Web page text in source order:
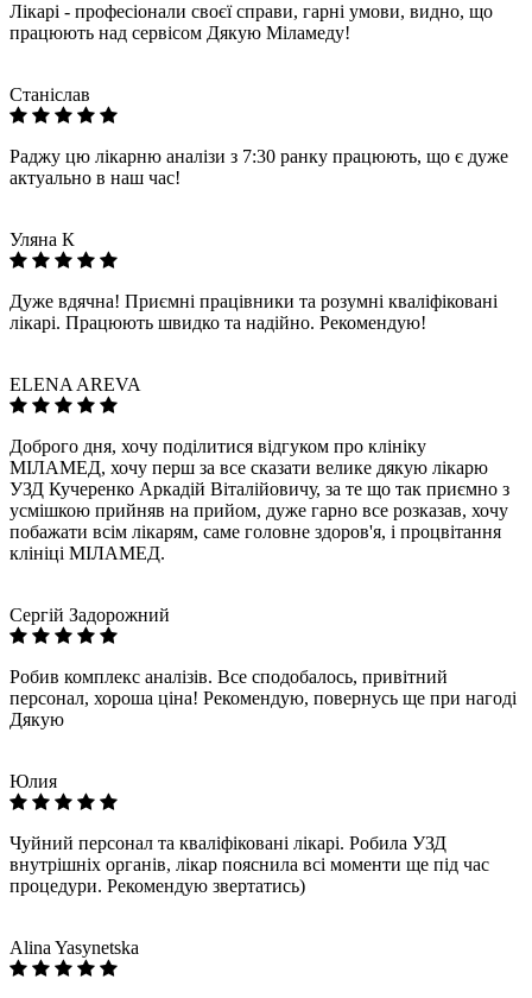
Лікарі - професіонали своєї справи, гарні умови, видно, що
працюють над сервісом Дякую Міламеду!
Станіслав
Раджу цю лікарню аналізи з 7:30 ранку працюють, що є дуже
актуально в наш час!
Уляна К
Дуже вдячна! Приємні працівники та розумні кваліфіковані
лікарі. Працюють швидко та надійно. Рекомендую!
ELENA AREVA
Доброго дня, хочу поділитися відгуком про клініку
МІЛАМЕД, хочу перш за все сказати велике дякую лікарю
УЗД Кучеренко Аркадій Віталійовичу, за те що так приємно з
усмішкою прийняв на прийом, дуже гарно все розказав, хочу
побажати всім лікарям, саме головне здоров'я, і процвітання
клініці МІЛАМЕД.
Сергій Задорожний
Робив комплекс аналізів. Все сподобалось, привітний
персонал, хороша ціна! Рекомендую, повернусь ще при нагоді
Дякую
Юлия
Чуйний персонал та кваліфіковані лікарі. Робила УЗД
внутрішніх органів, лікар пояснила всі моменти ще під час
процедури. Рекомендую звертатись)
Alina Yasynetska